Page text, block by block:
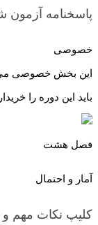
پاسخنامه آزمون
خصوصی
این بخش خصوصی می
باید این دوره را
فصل هشت
آمار و احتمال
کلیپ نکات مهم